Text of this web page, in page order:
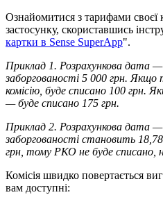
Ознайомитися з тарифами своєї
застосунку, скориставшись інстр
картки в Sense SuperApp".
Приклад 1. Розрахункова дата —
заборгованості 5 000 грн. Якщо
комісію буде списано 100 грн. Як
— буде списано 175 грн.
Приклад 2. Розрахункова дата —
заборгованості становить 18 78
грн тому РКО не буде списано
Комісія швидко повертається виг
вам доступні: